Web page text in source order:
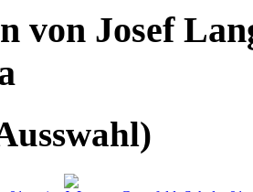
von Josef